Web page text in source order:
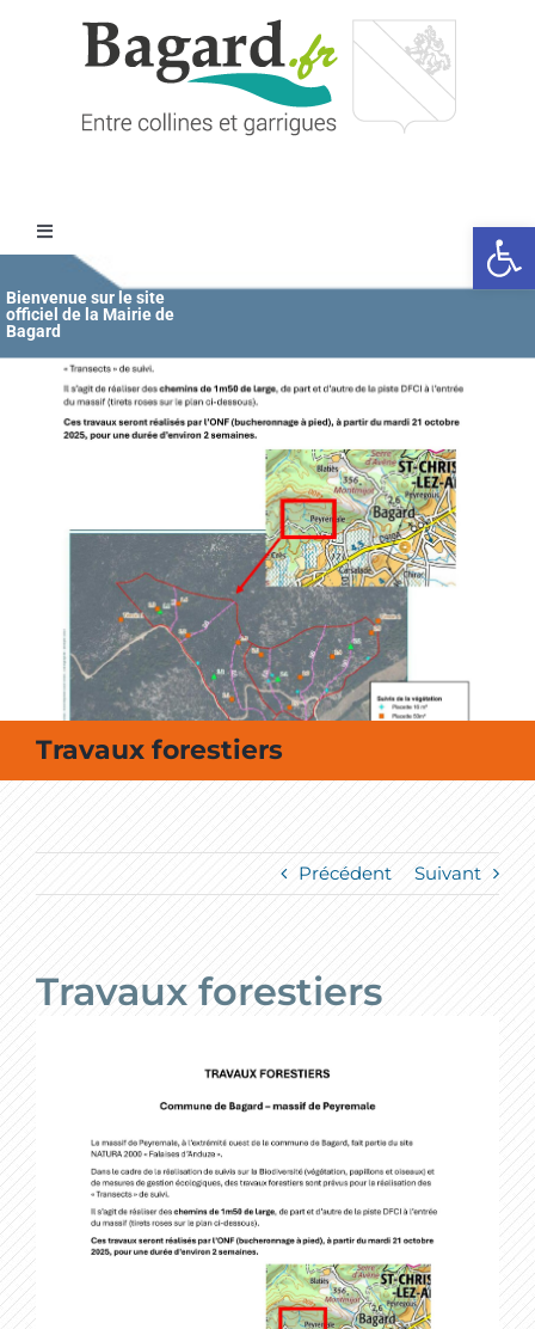
Ouvrir
Toggle
Navigation
Accueil
MAIRIE
VIE COMMUNALE
MES SORTIES / MES LOISIRS
Bienvenue sur le site
officiel de la Mairie de
Bagard
Travaux forestiers
Précédent Suivant
Travaux forestiers